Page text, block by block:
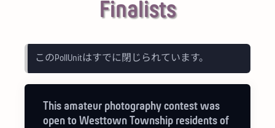
Finalists
このPollUnitはすでに閉じられています。
This amateur photography contest was
open to Westtown Township residents of